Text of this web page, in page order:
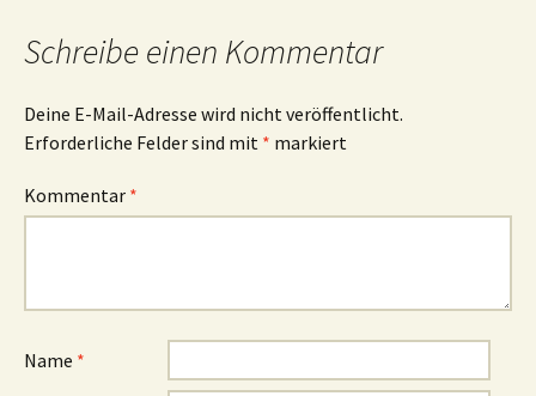
Schreibe einen Kommentar
Deine E-Mail-Adresse wird nicht veröffentlicht.
Erforderliche Felder sind mit * markiert
Kommentar *
Name *